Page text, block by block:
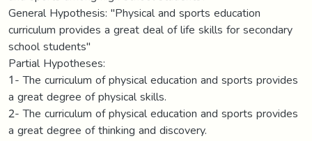
General Hypothesis: "Physical and sports education
curriculum provides a great deal of life skills for secondary
school students"
Partial Hypotheses:
1- The curriculum of physical education and sports provides
a great degree of physical skills.
2- The curriculum of physical education and sports provides
a great degree of thinking and discovery.